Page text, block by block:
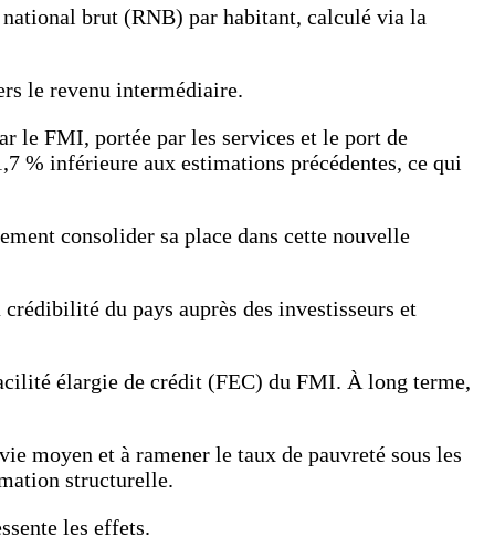
brut (RNB) par habitant, calculé via la
le revenu intermédiaire.
le FMI, portée par les services et le port de
% inférieure aux estimations précédentes, ce qui
consolider sa place dans cette nouvelle
du pays auprès des investisseurs et
élargie de crédit (FEC) du FMI. À long terme,
moyen et à ramener le taux de pauvreté sous les
structurelle.
les effets.